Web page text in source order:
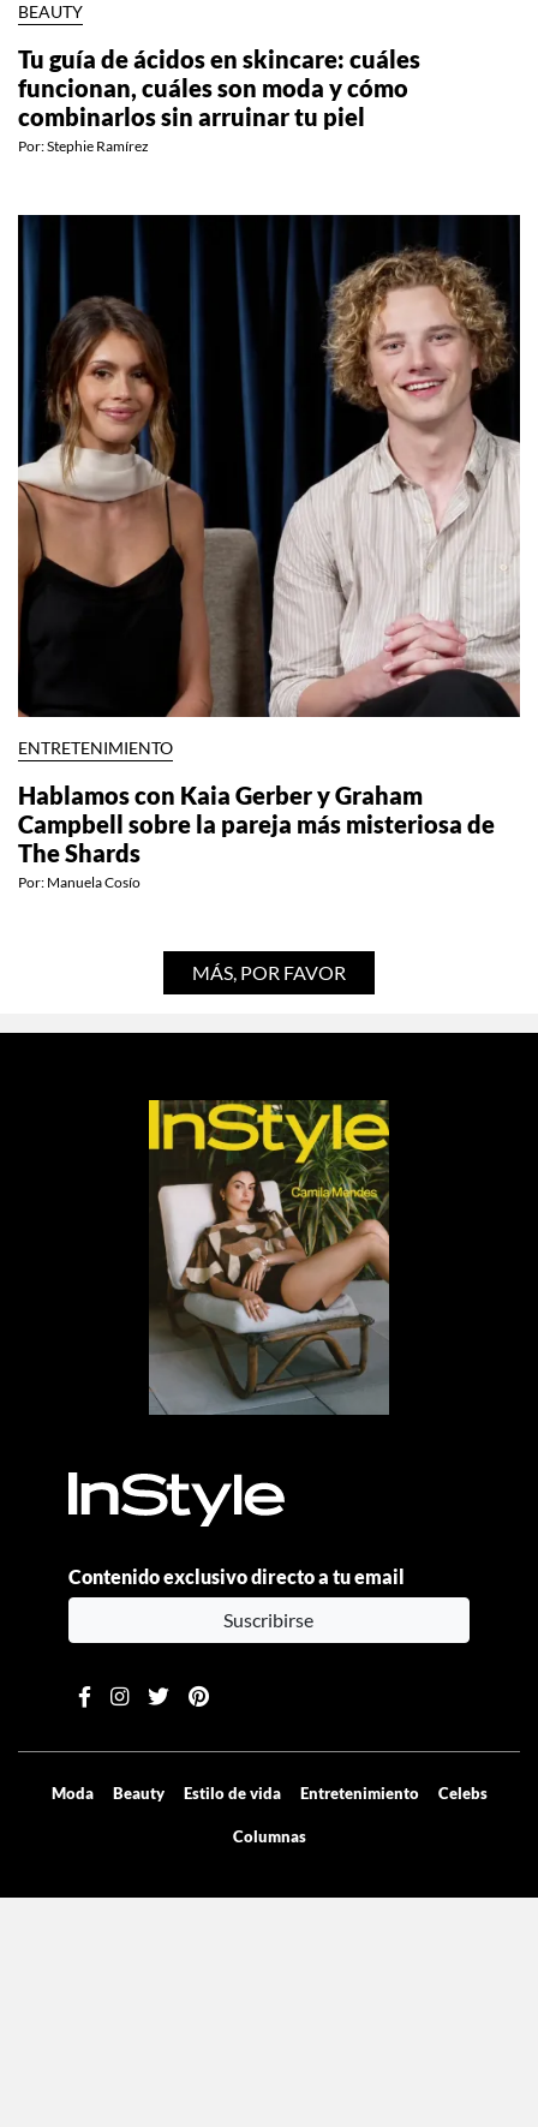
BEAUTY
Tu guía de ácidos en skincare: cuáles
funcionan, cuáles son moda y cómo
combinarlos sin arruinar tu piel
Por:Stephie Ramírez
ENTRETENIMIENTO
Hablamos con Kaia Gerber y Graham
Campbell sobre la pareja más misteriosa de
The Shards
Por: Manuela Cosío
MÁS, POR FAVOR
Contenido exclusivo directo a tu email
Suscribirse
Moda Beauty Estilo de vida Entretenimiento Celebs
Columnas